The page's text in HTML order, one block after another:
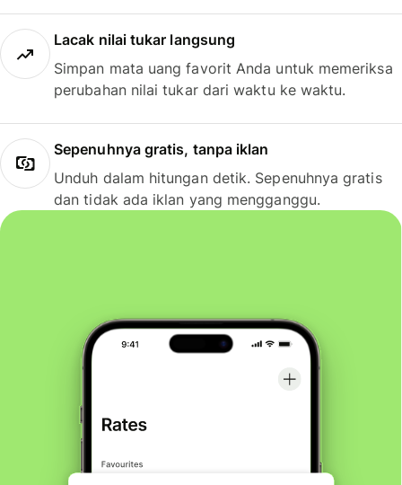
Lacak nilai tukar langsung
Simpan mata uang favorit Anda untuk memeriksa
perubahan nilai tukar dari waktu ke waktu.
Sepenuhnya gratis, tanpa iklan
Unduh dalam hitungan detik. Sepenuhnya gratis
dan tidak ada iklan yang mengganggu.